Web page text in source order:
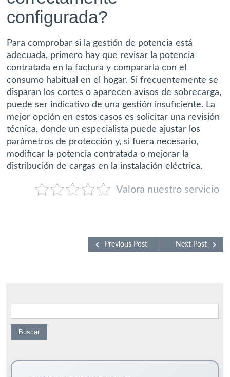
configurada?
Para comprobar si la gestión de potencia está
adecuada, primero hay que revisar la potencia
contratada en la factura y compararla con el
consumo habitual en el hogar. Si frecuentemente se
disparan los cortes o aparecen avisos de sobrecarga,
puede ser indicativo de una gestión insuficiente. La
mejor opción en estos casos es solicitar una revisión
técnica, donde un especialista puede ajustar los
parámetros de protección y, si fuera necesario,
modificar la potencia contratada o mejorar la
distribución de cargas en la instalación eléctrica.
Valora nuestro servicio
Next Post
Previous Post